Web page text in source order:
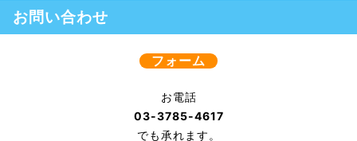
お問い合わせ
フォーム
お電話
03-3785-4617
でも承れます。